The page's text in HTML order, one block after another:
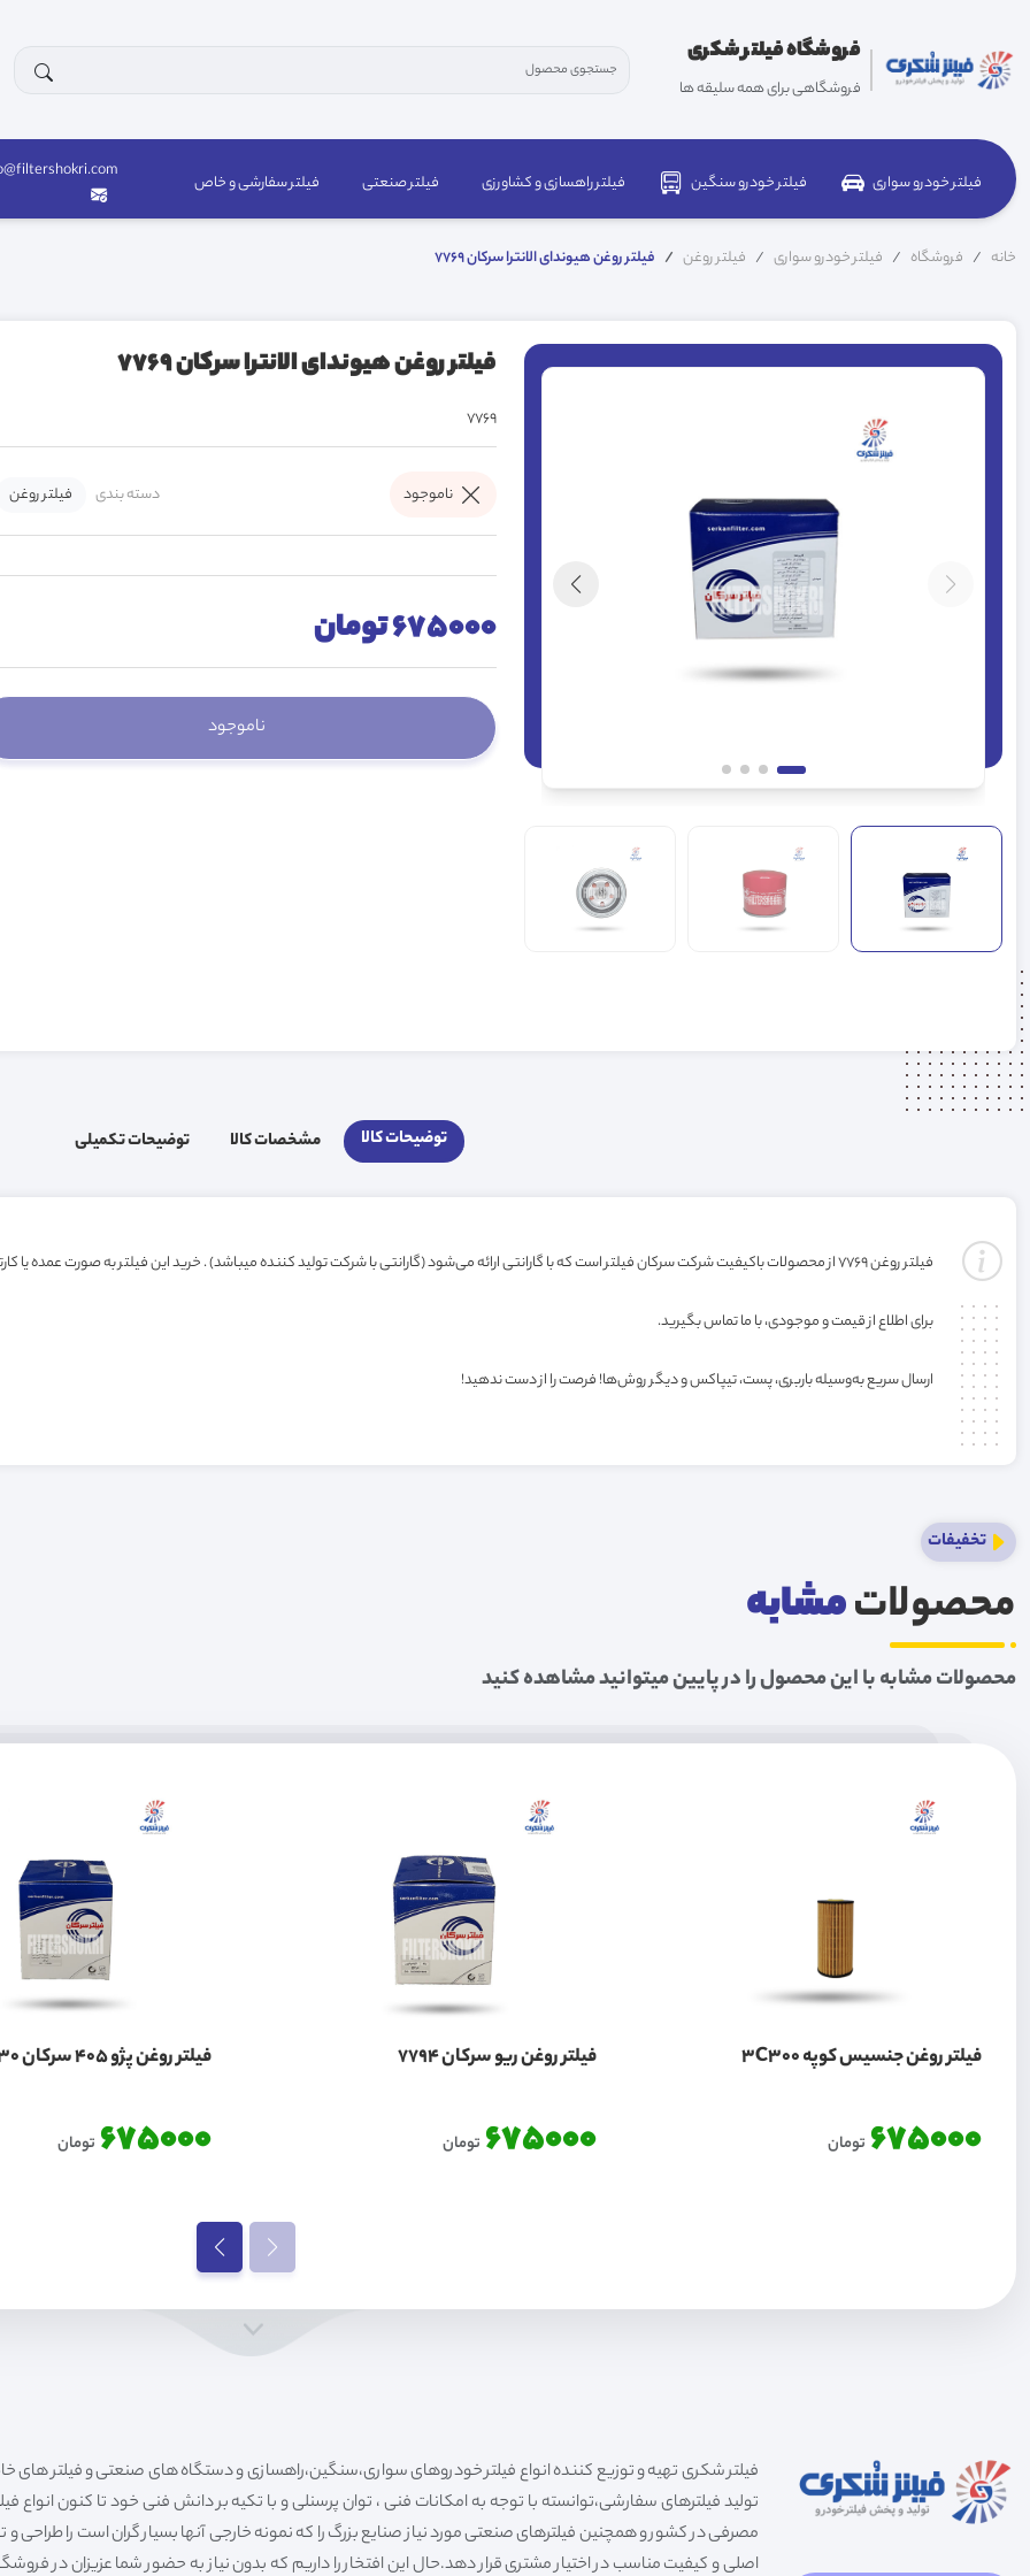
فروشگاه فیلتر شکری
فروشگاهی برای همه سلیقه ها
فیلتر خودرو سواری فیلتر خودرو سنگین فیلتر راهسازی و کشاورزی فیلتر صنعتی فیلتر سفارشی و خاص
خانه فروشگاه فیلتر خودرو سواری فیلتر روغن فیلتر روغن هیوندای الانترا سرکان 7769
فیلتر روغن هیوندای الانترا سرکان 7769
7769
ناموجود دسته بندی فیلتر روغن
675000 تومان
توضیحات کالا مشخصات کالا توضیحات تکمیلی
فیلتر روغن 7769 از محصولات باکیفیت شرکت سرکان فیلتر است که با گارانتی ارائه می‌شود (گارانتی با شرکت تولید کننده میباشد) . خرید این فیلتر به صورت عمده یا کارتنی شامل تخفیف ویژه فروشگاه می‌باشد.
برای اطلاع از قیمت و موجودی، با ما تماس بگیرید.
ارسال سریع به‌وسیله باربری، پست، تیپاکس و دیگر روش‌ها! فرصت را از دست ندهید!
تخفیفات
محصولاتمشابه
محصولات مشابه با این محصول را در پایین میتوانید مشاهده کنید
فیلتر روغن جنسیس کوپه 3C300
675000 تومان
فیلتر روغن ریو سرکان 7794
675000 تومان
فیلتر روغن پژو 405 سرکان 7730
675000 تومان
تولید فیلترهای سفارشی،توانسته با توجه به امکانات فنی ، توان پرسنلی و با تکیه بر دانش فنی خود تا کنون انواع
مصرفی در کشور و همچنین فیلترهای صنعتی مورد نیاز صنایع بزرگ را که نمونه خارجی آنها بسیار گران است را طراحی و
اصلی و کیفیت مناسب در اختیار مشتری قرار دهد.حال این افتخار را داریم که بدون نیاز به حضور شما عزیزان در